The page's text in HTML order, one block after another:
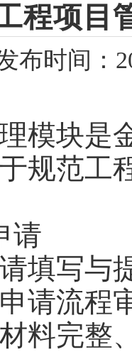
程项目
布时间：
模块是
规范工
请
填写与
请流程
料完整